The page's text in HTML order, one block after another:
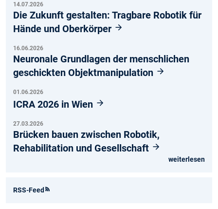
14.07.2026
Die Zukunft gestalten: Tragbare Robotik für
Hände und Oberkörper
16.06.2026
Neuronale Grundlagen der menschlichen
geschickten Objektmanipulation
01.06.2026
ICRA 2026 in Wien
27.03.2026
Brücken bauen zwischen Robotik,
Rehabilitation und Gesellschaft
weiterlesen
RSS-Feed